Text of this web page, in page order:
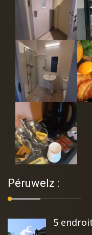
Péruwelz :
5